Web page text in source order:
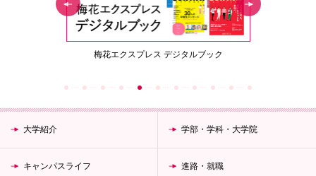
梅花エクスプレス デジタルブック
大学紹介 学部・学科・大学院
キャンパスライフ 進路・就職